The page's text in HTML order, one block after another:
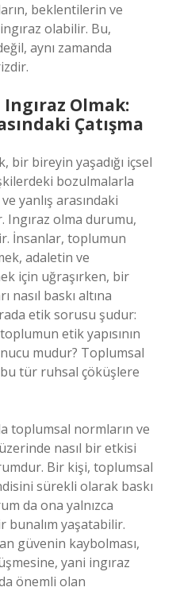
beklentilerin ve
olabilir. Bu,
aynı zamanda
Olmak:
Çatışma
bir bireyin yaşadığı içsel
bozulmalarla
yanlış arasındaki
Ingıraz olma durumu,
İnsanlar, toplumun
adaletin ve
için uğraşırken, bir
baskı altına
etik sorusu şudur:
etik yapısının
mudur? Toplumsal
tür ruhsal çöküşlere
toplumsal normların ve
nasıl bir etkisi
Bir kişi, toplumsal
sürekli olarak baskı
da ona yalnızca
bunalım yaşatabilir.
güvenin kaybolması,
yani ingıraz
önemli olan